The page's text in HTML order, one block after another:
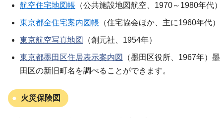
航空住宅地図帳 （公共施設地図航空、1970～1980年代）
東京都全住宅案内図帳 （住宅協会ほか、主に1960年代）
東京航空写真地図 （創元社、1954年）
東京都墨田区住居表示案内図
（墨田区役所、1967年）墨
田区の新旧町名を調べることができます。
火災保険図